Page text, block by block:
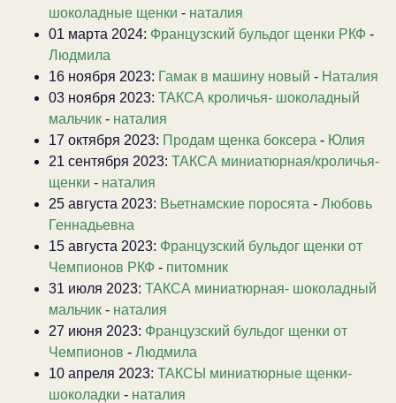
шоколадные щенки - наталия
01 марта 2024: Французский бульдог щенки РКФ -
Людмила
16 ноября 2023: Гамак в машину новый - Наталия
03 ноября 2023: ТАКСА кроличья- шоколадный
мальчик - наталия
17 октября 2023: Продам щенка боксера - Юлия
21 сентября 2023: ТАКСА миниатюрная/кроличья-
щенки - наталия
25 августа 2023: Вьетнамские поросята - Любовь
Геннадьевна
15 августа 2023: Французский бульдог щенки от
Чемпионов РКФ - питомник
31 июля 2023: ТАКСА миниатюрная- шоколадный
мальчик - наталия
27 июня 2023: Французский бульдог щенки от
Чемпионов - Людмила
10 апреля 2023: ТАКСЫ миниатюрные щенки-
шоколадки - наталия